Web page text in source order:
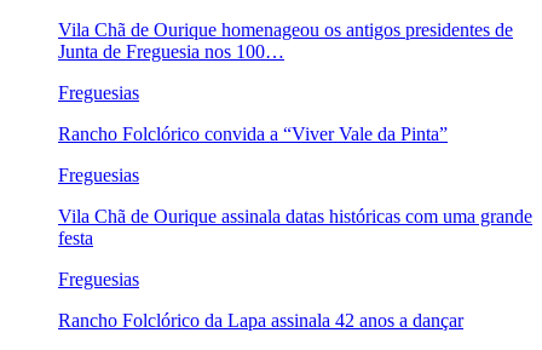
Vila Chã de Ourique homenageou os antigos presidentes de
Junta de Freguesia nos 100…
Freguesias
Rancho Folclórico convida a “Viver Vale da Pinta”
Freguesias
Vila Chã de Ourique assinala datas históricas com uma grande
festa
Freguesias
Rancho Folclórico da Lapa assinala 42 anos a dançar